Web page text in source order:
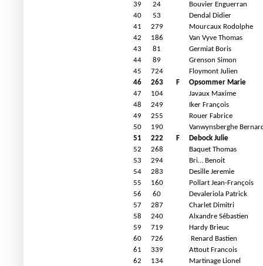
39
24
Bouvier Enguerran
40
53
Dendal Didier
41
279
Mourcaux Rodolphe
42
186
Van Vyve Thomas
43
81
Germiat Boris
44
89
Grenson Simon
45
724
Floymont Julien
46
263 F
Opsommer Marie
47
104
Javaux Maxime
48
249
Iker François
49
255
Rouer Fabrice
50
190
Vanwynsberghe
51
222 F
Debock Julie
52
268
Baquet Thomas
53
294
Bri… Benoit
54
283
Desille Jeremie
55
160
Pollart Jean-François
56
60
Devaleriola Patrick
57
287
Charlet Dimitri
58
240
Alxandre Sébastien
59
719
Hardy Brieuc
60
726
Renard Bastien
61
339
Attout Francois
62
134
Martinage Lionel